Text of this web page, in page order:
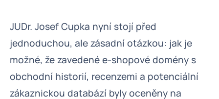
JUDr. Josef Cupka nyní stojí před
jednoduchou, ale zásadní otázkou: jak je
možné, že zavedené e-shopové domény s
obchodní historií, recenzemi a potenciální
zákaznickou databází byly oceněny na